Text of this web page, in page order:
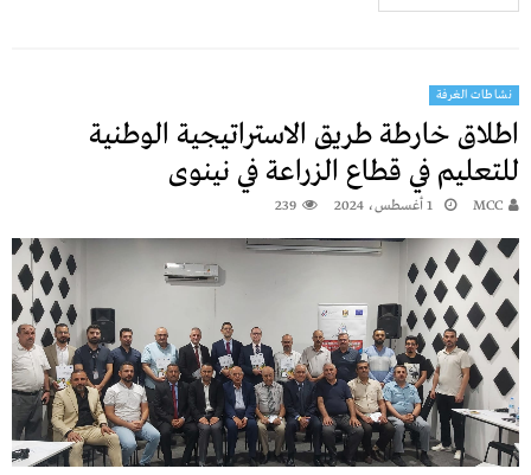
نشاطات الغرفة
اطلاق خارطة طريق الاستراتيجية الوطنية
للتعليم في قطاع الزراعة في نينوى
MCC 1 أغسطس، 2024 239